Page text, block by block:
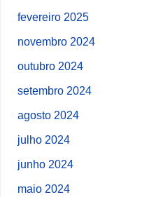
fevereiro 2025
novembro 2024
outubro 2024
setembro 2024
agosto 2024
julho 2024
junho 2024
maio 2024